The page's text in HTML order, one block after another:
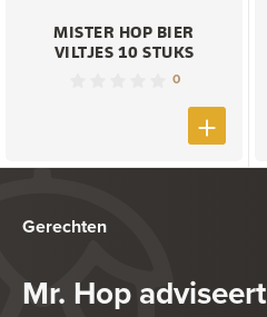
MISTER HOP BIER
VILTJES 10 STUKS
0
Gerechten
Mr. Hop adviseert